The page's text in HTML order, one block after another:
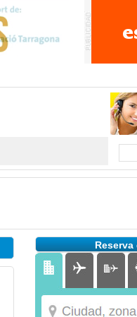
Reserva